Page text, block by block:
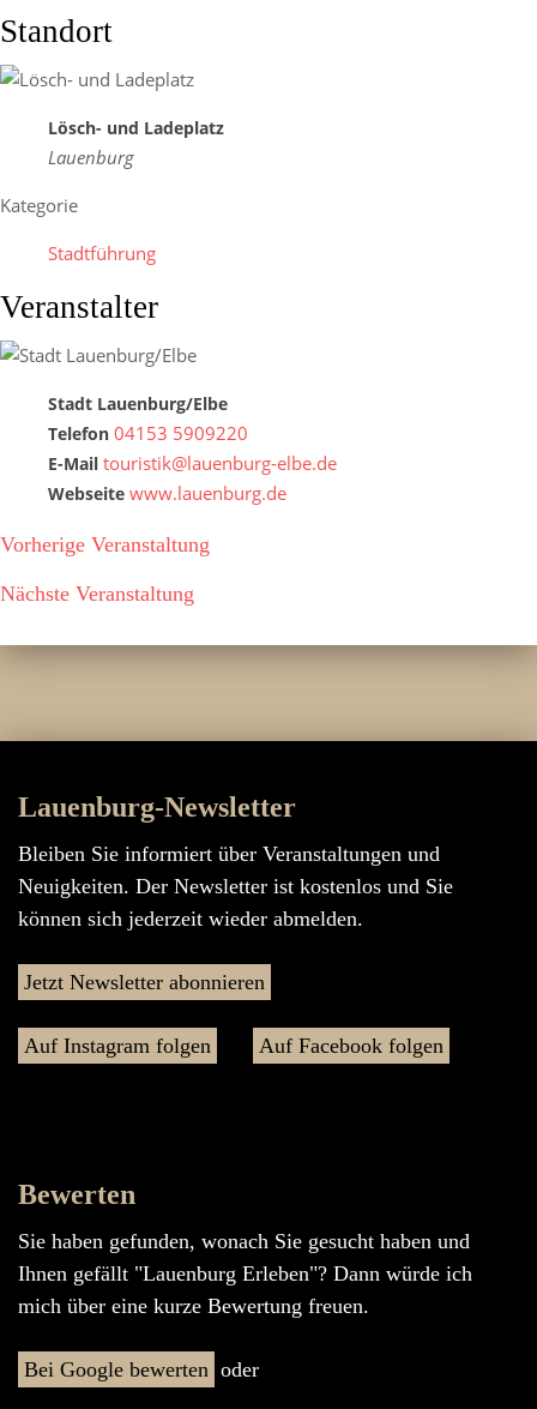
Standort
Lösch- und Ladeplatz
Lauenburg
Kategorie
Stadtführung
Veranstalter
Stadt Lauenburg/Elbe
Telefon 04153 5909220
E-Mail touristik@lauenburg-elbe.de
Webseite www.lauenburg.de
Vorherige Veranstaltung
Nächste Veranstaltung
Lauenburg-Newsletter
Bleiben Sie informiert über Veranstaltungen und
Neuigkeiten. Der Newsletter ist kostenlos und Sie
können sich jederzeit wieder abmelden.
Jetzt Newsletter abonnieren
Auf Instagram folgen Auf Facebook folgen
Bewerten
Sie haben gefunden, wonach Sie gesucht haben und
Ihnen gefällt "Lauenburg Erleben"? Dann würde ich
mich über eine kurze Bewertung freuen.
Bei Google bewerten oder